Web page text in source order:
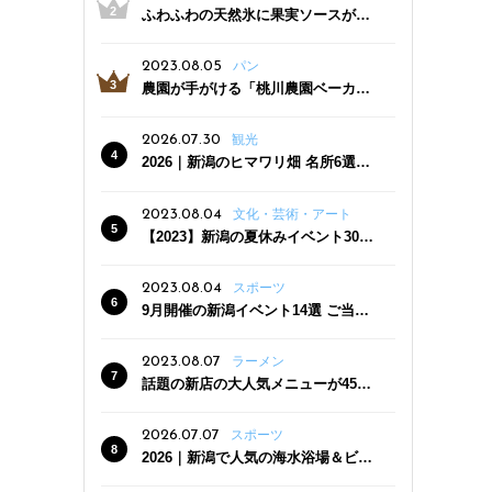
ふわふわの天然氷に果実ソースがた
三条駅近くにオープン
2023.08.05 パン
農園が手がける「桃川農園ベーカリ
った焼きたてパンのほか、ジェラー
トやスムージーも
2026.07.30 観光
2026｜新潟のヒマワリ畑 名所6選
2023.08.04
文化・芸術・アート
【2023】新潟の夏休みイベント30
2023.08.04
スポーツ
9月開催の新潟イベント14選 ご当地
2023.08.07 ラーメン
話題の新店の大人気メニューが450
クーポン登場
2026.07.07 スポーツ
2026｜新潟で人気の海水浴場＆ビー